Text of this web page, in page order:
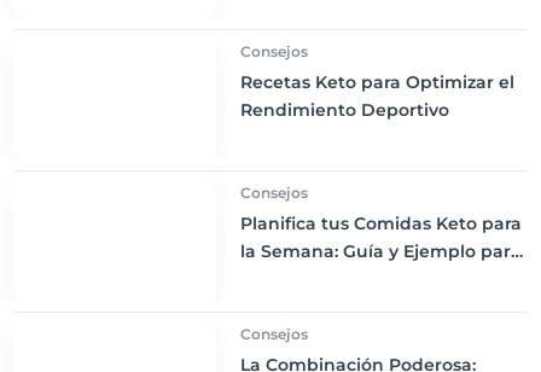
Consejos
Recetas Keto para Optimizar el
Rendimiento Deportivo
Consejos
Planifica tus Comidas Keto para
la Semana: Guía y Ejemplo para
Consejos
La Combinación Poderosa: